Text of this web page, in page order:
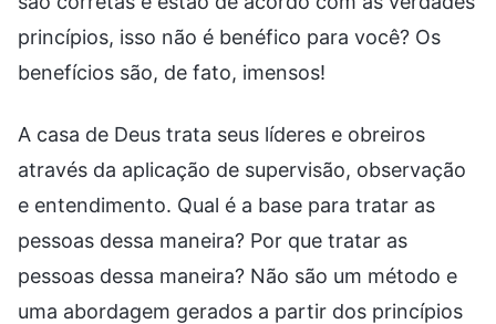
princípios, isso não é benéfico para você? Os
benefícios são, de fato, imensos!
A casa de Deus trata seus líderes e obreiros
através da aplicação de supervisão, observação
e entendimento. Qual é a base para tratar as
pessoas dessa maneira? Por que tratar as
pessoas dessa maneira? Não são um método e
uma abordagem gerados a partir dos princípios